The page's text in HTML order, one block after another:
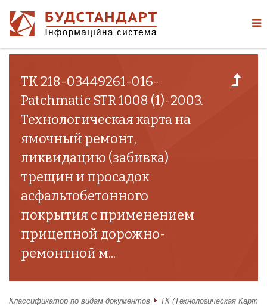
ТК 218-03449261-016-
Patchmatic STR 1008 (1)-2003.
Технологическая карта на
ямочный ремонт,
ликвидацию (забивка)
трещин и просадок
асфальтобетонного
покрытия с применением
прицепной дорожно-
ремонтной м...
Классификатор по видам документов ТК (Технологическая Карта)